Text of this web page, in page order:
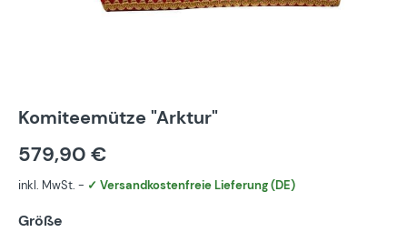
Komiteemütze "Arktur"
579,90 €
inkl. MwSt. - ✓ Versandkostenfreie Lieferung (DE)
Größe